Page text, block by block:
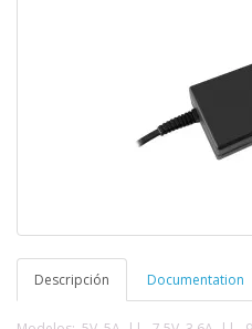
Descripción Documentation